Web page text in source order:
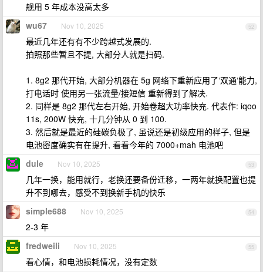
舰用 5 年成本没高太多
52
wu67 Nov 10, 2025
最近几年还有有不少跨越式发展的.
拍照那些暂且不提, 大部分人就是扫码.
1. 8g2 那代开始, 大部分机器在 5g 网络下重新应用了‘双通‘能力,
打电话时 使用另一张流量/接短信 重新得到了解决.
2. 同样是 8g2 那代左右开始, 开始卷超大功率快充. 代表作: iqoo
11s, 200W 快充, 十几分钟从 0 到 100.
3. 然后就是最近的硅碳负极了, 虽说还是初级应用的样子, 但是
电池密度确实有在提升, 看看今年的 7000+mah 电池吧
53
dule Nov 10, 2025
几年一换，能用就行，老换还要备份迁移，一两年就换配置也提
升不到哪去，感受不到换新手机的快乐
54
simple688 Nov 10, 2025
2-3 年
55
fredweili Nov 10, 2025
看心情，和电池损耗情况，没有定数